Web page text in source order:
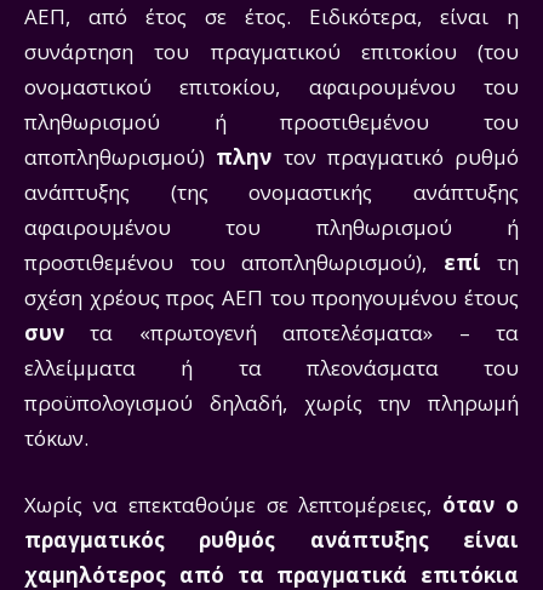
ΑΕΠ, από έτος σε έτος. Ειδικότερα, είναι η
συνάρτηση του πραγματικού επιτοκίου (του
ονομαστικού επιτοκίου, αφαιρουμένου του
πληθωρισμού ή προστιθεμένου του
αποπληθωρισμού) πλην τον πραγματικό ρυθμό
ανάπτυξης (της ονομαστικής ανάπτυξης
αφαιρουμένου του πληθωρισμού ή
προστιθεμένου του αποπληθωρισμού), επί τη
σχέση χρέους προς ΑΕΠ του προηγουμένου έτους
συντα «πρωτογενή αποτελέσματα» – τα
ελλείμματα ή τα πλεονάσματα του
προϋπολογισμού δηλαδή, χωρίς την πληρωμή
τόκων.
Χωρίς να επεκταθούμε σε λεπτομέρειες, όταν ο
πραγματικός ρυθμός ανάπτυξης είναι
χαμηλότερος από τα πραγματικά επιτόκια